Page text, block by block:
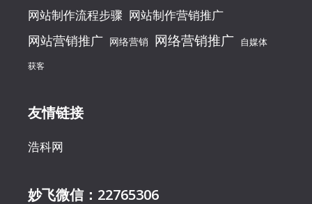
网站制作流程步骤 网站制作营销推广
网站营销推广 网络营销 网络营销推广 自媒体
获客
友情链接
浩科网
妙飞微信：22765306